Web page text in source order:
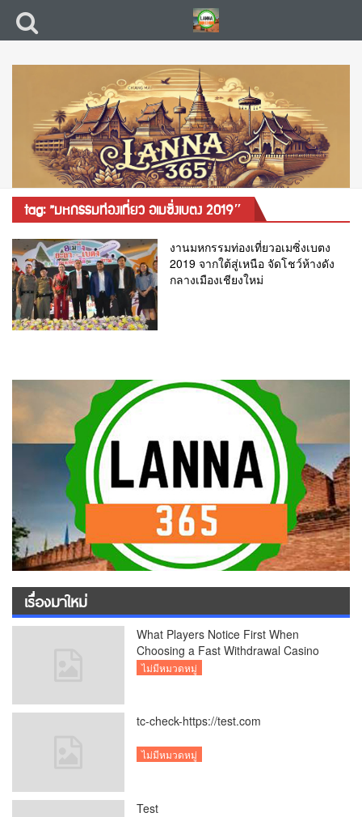
tag: ”มหกรรมท่องเที่ยว อเมซิ่งเบตง 2019″
งานมหกรรมท่องเที่ยวอเมซิ่งเบตง
2019 จากใต้สู่เหนือ จัดโชว์ห้างดัง
กลางเมืองเชียงใหม่
เรื่องมาใหม่
What Players Notice First When
Choosing a Fast Withdrawal Casino
UK
ไม่มีหมวดหมู่
tc-check-https://test.com
ไม่มีหมวดหมู่
Test